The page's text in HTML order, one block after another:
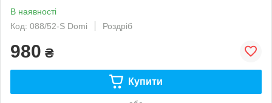
В наявності
Код: 088/52-S Domi
Роздріб
980 ₴
Купити